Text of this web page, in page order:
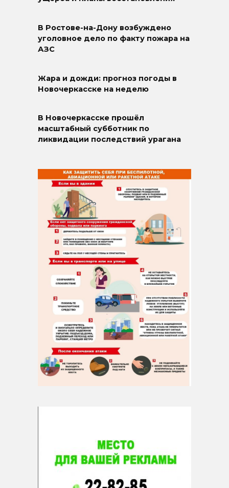
В Ростове-на-Дону возбуждено
уголовное дело по факту пожара на
АЗС
Жара и дожди: прогноз погоды в
Новочеркасске на неделю
В Новочеркасске прошёл
масштабный субботник по
ликвидации последствий урагана